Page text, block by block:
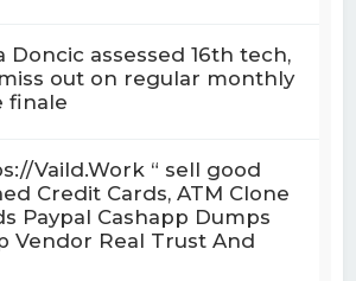
Doncic assessed 16th tech,
out on regular monthly
finale
Vaild.Work “ sell good
Credit Cards, ATM Clone
Paypal Cashapp Dumps
Vendor Real Trust And